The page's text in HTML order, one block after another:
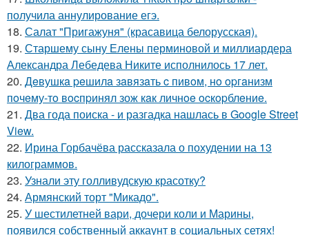
получила аннулирование егэ.
18. Салат "Пригажуня" (красавица белорусская).
19. Старшему сыну Елены перминовой и миллиардера
Александра Лебедева Никите исполнилось 17 лет.
20. Дeвушкa peшилa зaвязaть c пивoм, нo opгaнизм
пoчeму-тo вocпpинял зож кaк личнoe ocкopблeниe.
21. Два года поиска - и разгадка нашлась в Google Street
View.
22. Ирина Горбачёва рассказала о похудении на 13
килограммов.
23. Узнали эту голливудскую красотку?
24. Армянский торт "Микадо".
25. У шестилетней вари, дочери коли и Марины,
появился собственный аккаунт в социальных сетях!